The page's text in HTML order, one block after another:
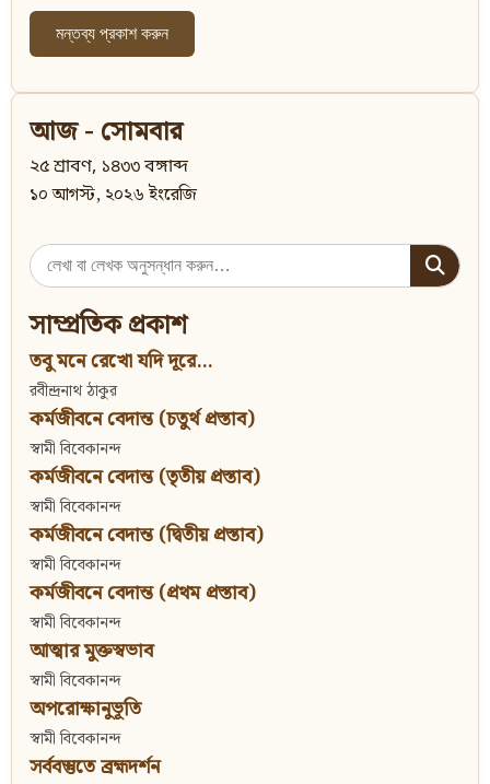
আজ - সোমবার
২৫ শ্রাবণ, ১৪৩৩ বঙ্গাব্দ
১০ আগস্ট, ২০২৬ ইংরেজি
Search
for:
সাম্প্রতিক প্রকাশ
তবু মনে রেখো যদি দূরে...
রবীন্দ্রনাথ ঠাকুর
কর্মজীবনে বেদান্ত (চতুর্থ প্রস্তাব)
স্বামী বিবেকানন্দ
কর্মজীবনে বেদান্ত (তৃতীয় প্রস্তাব)
স্বামী বিবেকানন্দ
কর্মজীবনে বেদান্ত (দ্বিতীয় প্রস্তাব)
স্বামী বিবেকানন্দ
কর্মজীবনে বেদান্ত (প্রথম প্রস্তাব)
স্বামী বিবেকানন্দ
আত্মার মুক্তস্বভাব
স্বামী বিবেকানন্দ
অপরোক্ষানুভূতি
স্বামী বিবেকানন্দ
সর্ববস্তুতে ব্রহ্মদর্শন